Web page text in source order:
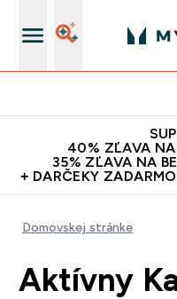
40% ZĽAVA NA
35% ZĽAVA NA
+ DARČEKY
Domovskej stránke
Aktívny